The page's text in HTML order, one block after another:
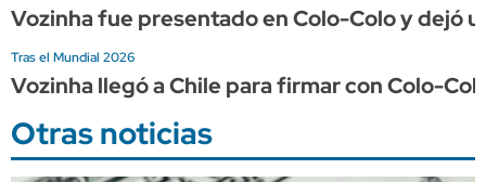
Vozinha fue presentado en Colo-Colo y dejó
Tras el Mundial 2026
Vozinha llegó a Chile para firmar con Colo-
Otras noticias